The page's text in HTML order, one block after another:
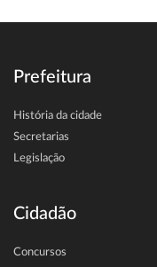
Prefeitura
História da cidade
Secretarias
Legislação
Cidadão
Concursos